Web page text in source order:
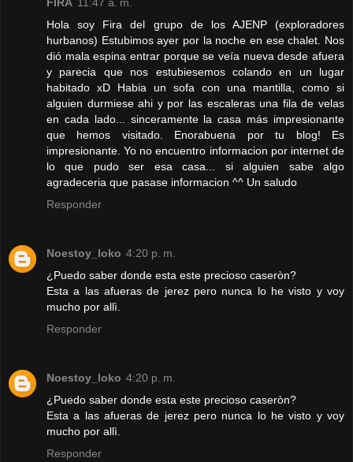
Hola soy Fira del grupo de los AJENP (exploradores
hurbanos) Estubimos ayer por la noche en ese chalet. Nos
dió mala espina entrar porque se veía nueva desde afuera
y parecia que nos estubiesemos colando en un lugar
habitado xD Habia un sofa con una mantilla, como si
alguien durmiese ahi y por las escaleras una fila de velas
en cada lado... sinceramente la casa más impresionante
que hemos visitado. Enorabuena por tu blog! Es
impresionante. Yo no encuentro informacion por internet de
lo que pudo ser esa casa... si alguien sabe algo
agradeceria que pasase informacion ^^ Un saludo
Responder
Noestoy_loko 4:20 p. m.
¿Puedo saber donde esta este precioso caseròn?
Esta a las afueras de jerez pero nunca lo he visto y voy
mucho por allì.
Responder
Noestoy_loko 4:20 p. m.
¿Puedo saber donde esta este precioso caseròn?
Esta a las afueras de jerez pero nunca lo he visto y voy
mucho por allì.
Responder